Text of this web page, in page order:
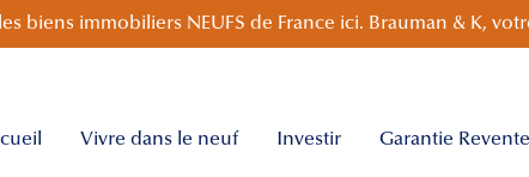
biens immobiliers NEUFS de France ici. Brauman & K,
Vivre dans le neuf Investir Garantie Revente